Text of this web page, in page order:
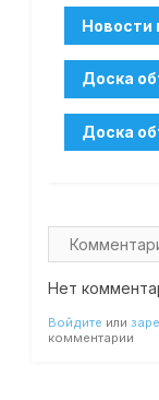
Нет
Войдите или
комментарии